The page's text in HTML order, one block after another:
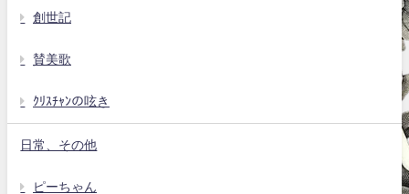
創世記
賛美歌
ｸﾘｽﾁｬﾝの呟き
日常、その他
ピーちゃん